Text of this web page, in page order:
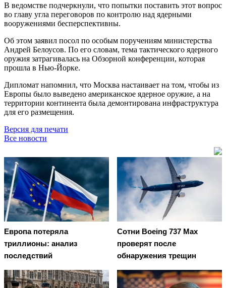
В ведомстве подчеркнули, что попытки поставить этот вопрос
во главу угла переговоров по контролю над ядерными
вооружениями бесперспективны.
Об этом заявил посол по особым поручениям министерства
Андрей Белоусов. По его словам, тема тактического ядерного
оружия затрагивалась на Обзорной конференции, которая
прошла в Нью-Йорке.
Дипломат напомнил, что Москва настаивает на том, чтобы из
Европы было выведено американское ядерное оружие, а на
территории континента была демонтирована инфраструктура
для его размещения.
Версия для печати
Все новости
Европа потеряла
триллионы: анализ
последствий
Сотни Boeing 737 Max
проверят после
обнаружения трещин